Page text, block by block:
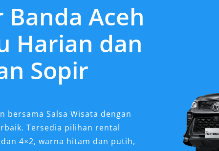
Aceh
Harian dan
Sopir
bersama Salsa Wisata dengan
Tersedia pilihan rental
4×2, warna hitam dan putih,